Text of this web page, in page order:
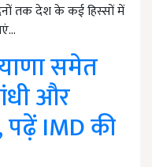
तक देश के कई हिस्सों में
समेत
और
पढ़ें IMD की